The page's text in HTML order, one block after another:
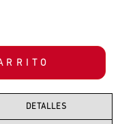
DETALLES